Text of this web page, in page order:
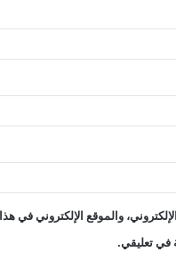
والموقع الإلكتروني في
في تعليقي.